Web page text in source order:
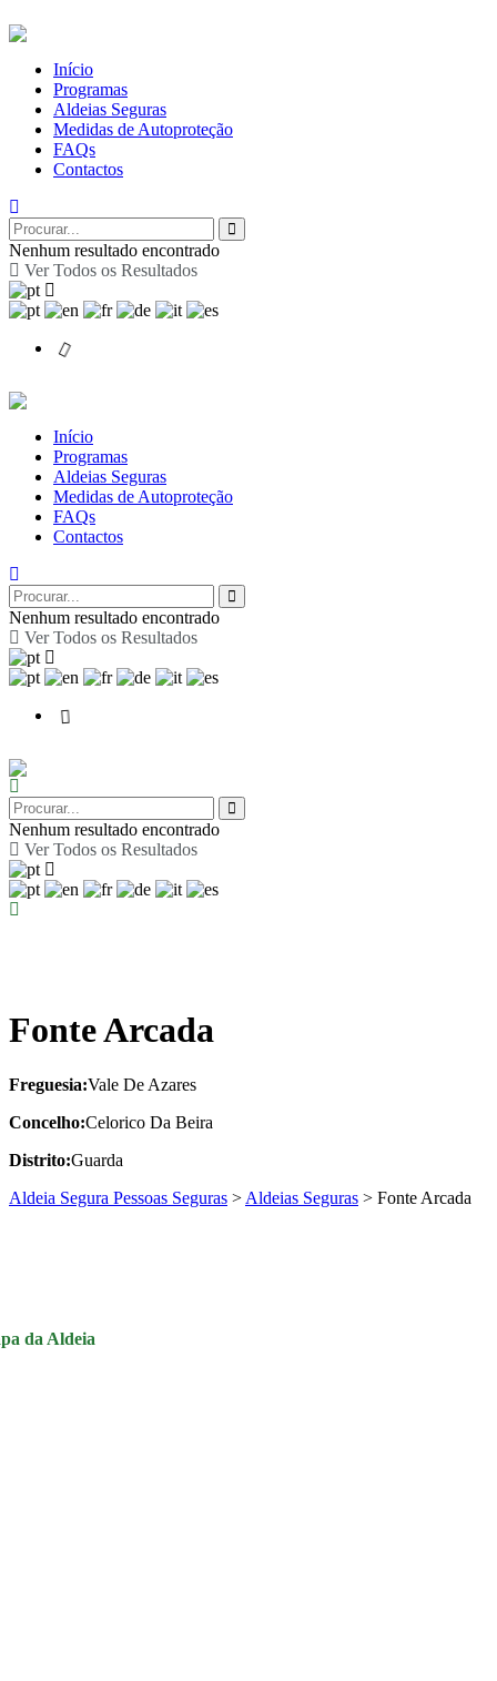
Início
Programas
Aldeias Seguras
Medidas de Autoproteção
FAQs
Contactos
Nenhum resultado encontrado
Ver Todos os Resultados
Início
Programas
Aldeias Seguras
Medidas de Autoproteção
FAQs
Contactos
Nenhum resultado encontrado
Ver Todos os Resultados
Nenhum resultado encontrado
Ver Todos os Resultados
Fonte Arcada
Freguesia:Vale De Azares
Concelho:Celorico Da Beira
Distrito:Guarda
Aldeia Segura Pessoas Seguras > Aldeias Seguras > Fonte Arcada
da Aldeia